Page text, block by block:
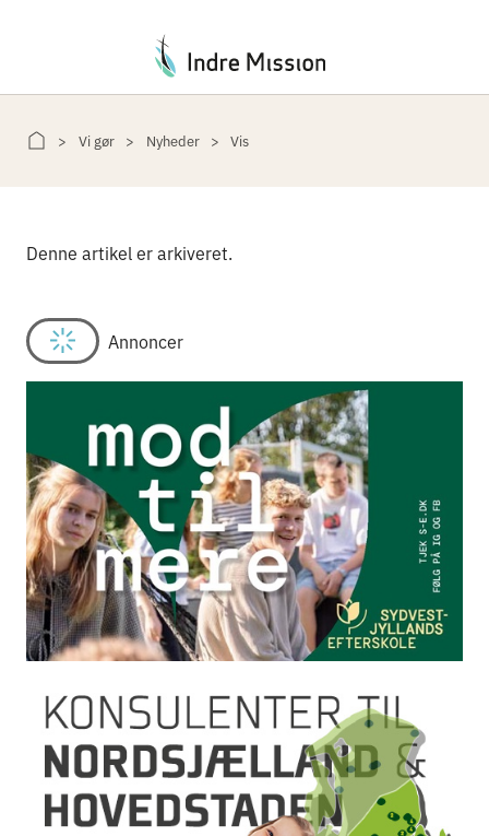
Vi gør Nyheder Vis
Denne artikel er arkiveret.
Annoncer